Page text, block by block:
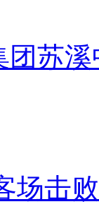
团苏
场击